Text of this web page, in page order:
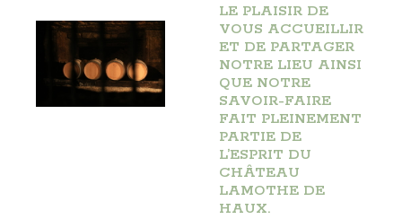
LE PLAISIR DE
VOUS ACCUEILLIR
ET DE PARTAGER
NOTRE LIEU AINSI
QUE NOTRE
SAVOIR-FAIRE
FAIT PLEINEMENT
PARTIE DE
L’ESPRIT DU
CHÂTEAU
LAMOTHE DE
HAUX.